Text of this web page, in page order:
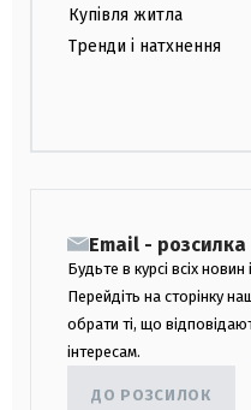
Купівля житла
Тренди і натхнення
Email - розсилка
Будьте в курсі всіх новин
Перейдіть на сторінку
обрати ті, що
інтересам.
ДО РОЗСИЛОК